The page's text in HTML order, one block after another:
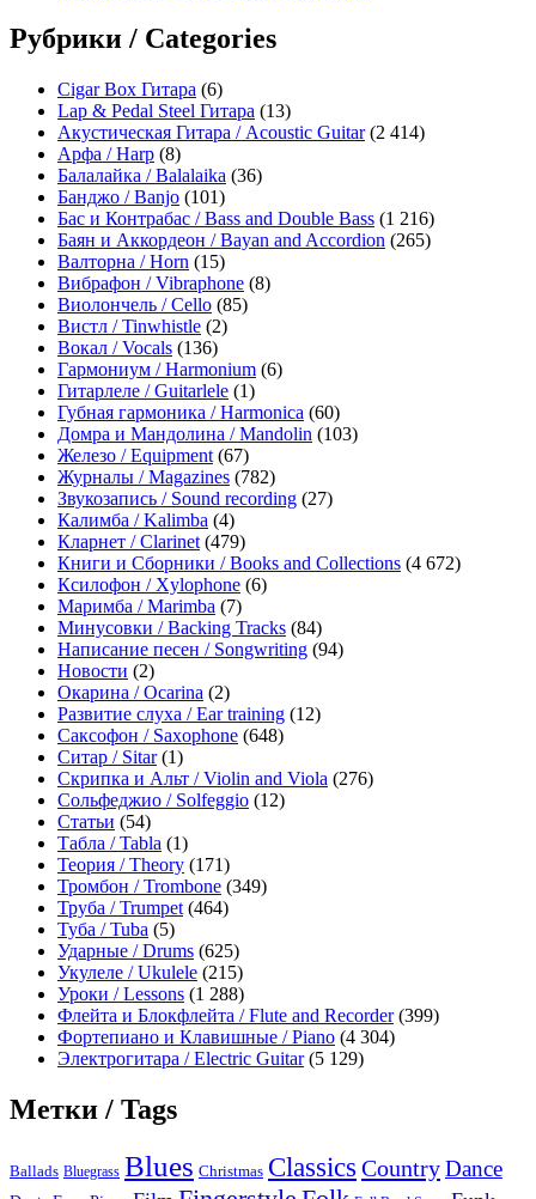
Рубрики / Categories
Cigar Box Гитара (6)
Lap & Pedal Steel Гитара (13)
Акустическая Гитара / Acoustic Guitar(2 414)
Арфа / Harp (8)
Балалайка / Balalaika (36)
Банджо / Banjo (101)
Бас и Контрабас / Bass and Double Bass (1 216)
Баян и Аккордеон / Bayan and Accordion (265)
Валторна / Horn (15)
Вибрафон / Vibraphone (8)
Виолончель / Cello (85)
Вистл / Tinwhistle (2)
Вокал / Vocals (136)
Гармониум / Harmonium (6)
Гитарлеле / Guitarlele (1)
Губная гармоника / Harmonica (60)
Домра и Мандолина / Mandolin (103)
Железо / Equipment (67)
Журналы / Magazines (782)
Звукозапись / Sound recording (27)
Калимба / Kalimba (4)
Кларнет / Clarinet (479)
Книги и Сборники / Books and Collections (4 672)
Ксилофон / Xylophone (6)
Маримба / Marimba (7)
Минусовки / Backing Tracks (84)
Написание песен / Songwriting (94)
Новости (2)
Окарина / Ocarina (2)
Развитие слуха / Ear training (12)
Саксофон / Saxophone (648)
Ситар / Sitar(1)
Скрипка и Альт / Violin and Viola (276)
Сольфеджио / Solfeggio (12)
Статьи (54)
Табла / Tabla (1)
Теория / Theory (171)
Тромбон / Trombone (349)
Труба / Trumpet (464)
Туба / Tuba (5)
Ударные / Drums (625)
Укулеле / Ukulele (215)
Уроки / Lessons (1 288)
Флейта и Блокфлейта / Flute and Recorder(399)
Фортепиано и Клавишные / Piano (4 304)
Электрогитара / Electric Guitar(5 129)
Метки / Tags
Ballads Bluegrass Blues Christmas Classics CountryDance